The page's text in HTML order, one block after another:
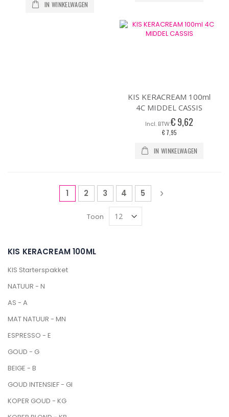
IN WINKELWAGEN
KIS KERACREAM 100ml
4C MIDDEL CASSIS
€ 9,62
€ 7,95
IN WINKELWAGEN
Pagina
U lees momenteel pagina
1 Pagina
2 Pagina
3 Pagina
4 Pagina
5 Pagina
Volgende
Toon
KIS KERACREAM 100ML
KIS Starterspakket
NATUUR - N
AS - A
MAT NATUUR - MN
ESPRESSO - E
GOUD - G
BEIGE - B
GOUD INTENSIEF - GI
KOPER GOUD - KG